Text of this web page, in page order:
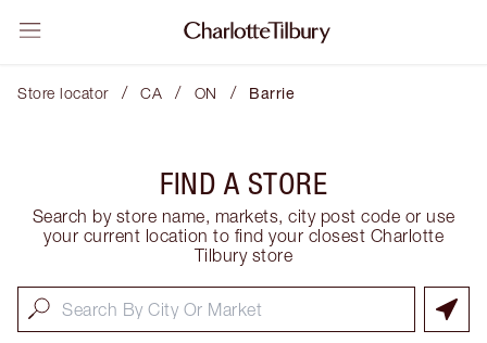
Store locator / CA / ON / Barrie
FIND A STORE
Search by store name, markets, city post code or use
your current location to find your closest Charlotte
Tilbury store